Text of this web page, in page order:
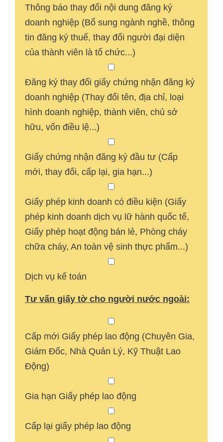
Thông báo thay đổi nội dung đăng ký
doanh nghiệp (Bổ sung ngành nghề, thông
tin đăng ký thuế, thay đổi người đại diện
của thành viên là tổ chức...)
Đăng ký thay đổi giấy chứng nhận đăng ký
doanh nghiệp (Thay đổi tên, địa chỉ, loại
hình doanh nghiệp, thành viên, chủ sở
hữu, vốn điều lệ...)
Giấy chứng nhận đăng ký đầu tư (Cấp
mới, thay đổi, cấp lại, gia hạn...)
Giấy phép kinh doanh có điều kiện (Giấy
phép kinh doanh dịch vụ lữ hành quốc tế,
Giấy phép hoạt động bán lẻ, Phòng cháy
chữa cháy, An toàn vệ sinh thực phẩm...)
Dịch vụ kế toán
Tư vấn giấy tờ cho người nước ngoài:
Cấp mới Giấy phép lao động (Chuyên Gia,
Giám Đốc, Nhà Quản Lý, Kỹ Thuật Lao
Động)
Gia hạn Giấy phép lao động
Cấp lại giấy phép lao động